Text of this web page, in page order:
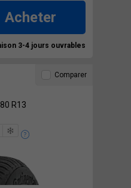
Acheter
3-4 jours ouvrables
R13
Comparer